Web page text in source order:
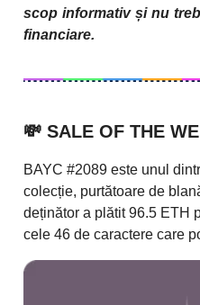
scop informativ și nu
financiare.
💸 SALE OF THE
BAYC #2089 este unul
colecție, purtătoare de
deținător a plătit 96.5 ETH
cele 46 de caractere care